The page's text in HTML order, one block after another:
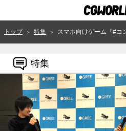
TOP
ニュース
特集
連載
トップ ＞ 特集 ＞ スマホ向けゲーム『#コンパス』、『武器よさらば』
特集